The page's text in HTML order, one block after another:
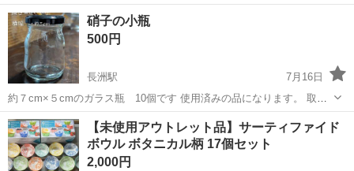
ます。メッセージのやり取りの途中で他の方との取引が決定する可能
性がありますので、その旨をご理解の上でお問い合わせください。 ◎
申し訳ございませんが、評価件数☆が...
熊本 山鹿市 木葉駅
硝子の小瓶
500円
長洲駅
7月16日
約７cm×５cmのガラス瓶 10個です 使用済みの品になります。 取り
に来ていただける方、お願いいたします。
熊本 玉名郡 長洲駅 食器
【未使用アウトレット品】サーティファイド
ボウル ボタニカル柄 17個セット
2,000円